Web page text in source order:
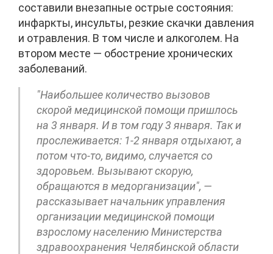
составили внезапные острые состояния:
инфаркты, инсульты, резкие скачки давления
и отравления. В том числе и алкоголем. На
втором месте — обострение хронических
заболеваний.
"Наибольшее количество вызовов
скорой медицинской помощи пришлось
на 3 января. И в том году 3 января. Так и
прослеживается: 1-2 января отдыхают, а
потом что-то, видимо, случается со
здоровьем. Вызывают скорую,
обращаются в медорганизации", —
рассказывает начальник управления
организации медицинской помощи
взрослому населению Министерства
здравоохранения Челябинской области